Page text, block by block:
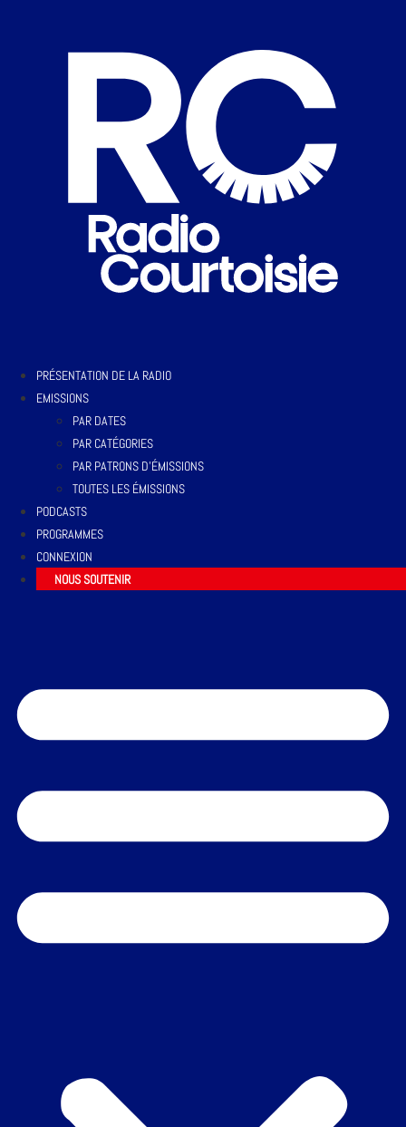
PRÉSENTATION DE LA RADIO
EMISSIONS
PAR DATES
PAR CATÉGORIES
PAR PATRONS D’ÉMISSIONS
TOUTES LES ÉMISSIONS
PODCASTS
PROGRAMMES
CONNEXION
NOUS SOUTENIR